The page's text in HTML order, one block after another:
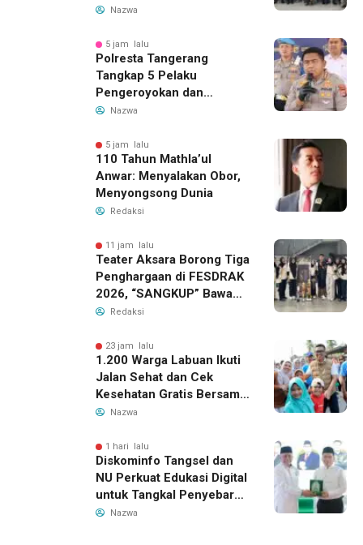
Demokrasi dan Soliditas
Nazwa
5 jam lalu
Polresta Tangerang
Tangkap 5 Pelaku
Pengeroyokan dan
Kekerasan Seksual di
Nazwa
5 jam lalu
110 Tahun Mathla’ul
Anwar: Menyalakan Obor,
Menyongsong Dunia
Redaksi
11 jam lalu
Teater Aksara Borong Tiga
Penghargaan di FESDRAK
2026, “SANGKUP” Bawa
Pulang Juara 2 Grup
Redaksi
23 jam lalu
1.200 Warga Labuan Ikuti
Jalan Sehat dan Cek
Kesehatan Gratis Bersama
Gubernur Banten
Nazwa
1 hari lalu
Diskominfo Tangsel dan
NU Perkuat Edukasi Digital
untuk Tangkal Penyebaran
Hoaks
Nazwa